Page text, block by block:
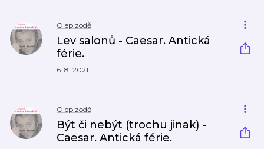
O epizodě
Lev salonů - Caesar. Antická
férie.
6. 8. 2021
O epizodě
Být či nebýt (trochu jinak) -
Caesar. Antická férie.